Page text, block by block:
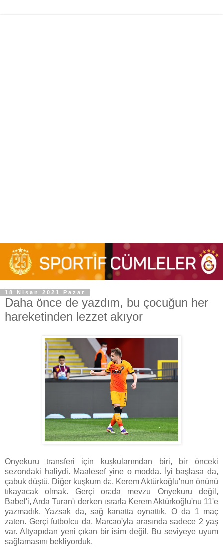
18 Nisan 2021 Pazar
Daha önce de yazdım, bu çocuğun her
hareketinden lezzet akıyor
Onyekuru transferi için kuşkularımdan biri, bir önceki
sezondaki haliydi. Maalesef yine o modda. İyi başlasa da,
çabuk düştü. Diğer kuşkum da, Kerem Aktürkoğlu'nun önünü
tıkayacak olmak. Gerçi orada mevzu Onyekuru değil,
Babel'i, Arda Turan'ı derken ısrarla Kerem Aktürkoğlu'nu 11'e
yazmadık. Yazsak da, sağ kanatta oynattık. O da 1 maç
zaten. Gerçi futbolcu da, Marcao'yla arasında sadece 2 yaş
var. Altyapıdan yeni çıkan bir isim değil. Bu seviyeye uyum
sağlamasını bekliyorduk.